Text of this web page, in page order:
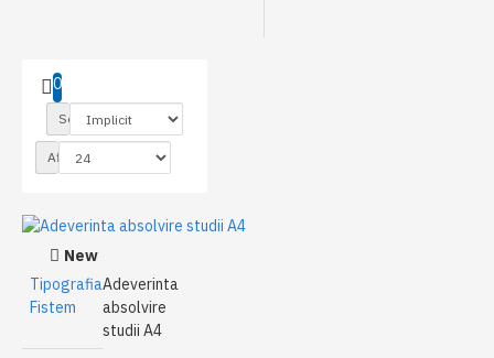
0
Sortare
Afisare
New
Tipografia
Fistem
Adeverinta
absolvire
studii A4